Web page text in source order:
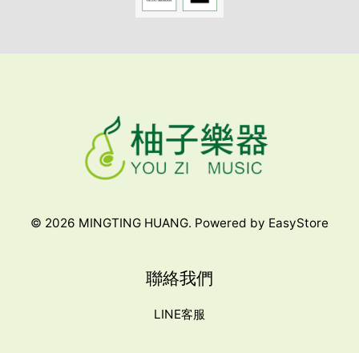
© 2026 MINGTING HUANG. Powered by EasyStore
聯絡我們
LINE客服